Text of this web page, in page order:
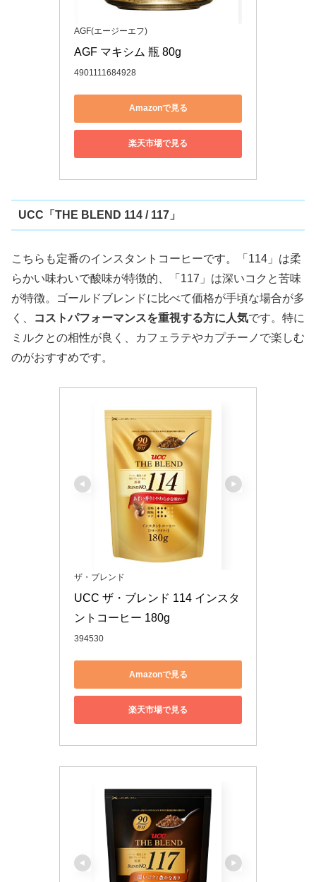
AGF(エージーエフ)
AGF マキシム 瓶 80g
4901111684928
Amazonで見る
楽天市場で見る
UCC「THE BLEND 114 / 117」
こちらも定番のインスタントコーヒーです。「114」は柔
らかい味わいで酸味が特徴的、「117」は深いコクと苦味
が特徴。ゴールドブレンドに比べて価格が手頃な場合が多
く、
コストパフォーマンスを重視する方に人気です。特に
ミルクとの相性が良く、カフェラテやカプチーノで楽しむ
のがおすすめです。
ザ・ブレンド
UCC ザ・ブレンド 114 インスタ
ントコーヒー 180g
394530
Amazonで見る
楽天市場で見る